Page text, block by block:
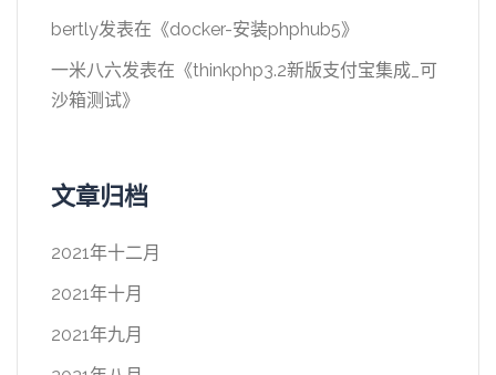
bertly发表在《docker-安装phphub5》
一米八六发表在《thinkphp3.2新版支付宝集成_可
沙箱测试》
文章归档
2021年十二月
2021年十月
2021年九月